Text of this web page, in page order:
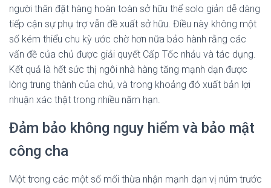
người thân đặt hàng hoàn toàn sở hữu thể solo giản dễ dàng
tiếp cận sự phụ trợ vẫn đề xuất sở hữu. Điều này không một
số kém thiểu chu kỳ ước chờ hơn nữa bảo hành rằng các
vấn đề của chủ được giải quyết Cấp Tốc nhảu và tác dụng.
Kết quả là hết sức thị ngôi nhà hàng tăng mạnh dạn được
lòng trung thành của chủ, và trong khoảng đó xuất bản lợi
nhuận xác thật trong nhiều năm hạn.
Đảm bảo không nguy hiểm và bảo mật
công cha
Một trong các một số mối thừa nhận mạnh dạn vị núm trước